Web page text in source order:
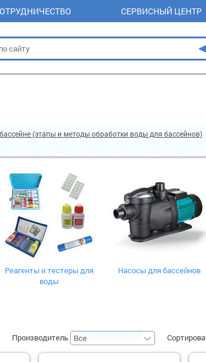
СЕРВИСНЫЙ ЦЕНТР
(этапы и методы обработки воды для бассейнов)
Реагенты и тестеры для
воды
Насосы для бассейнов
Производитель